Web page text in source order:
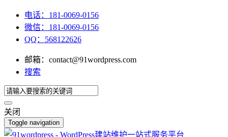
电话：181-0069-0156
微信：181-0069-0156
QQ：568122626
邮箱：contact@91wordpress.com
搜索
关闭
Toggle navigation